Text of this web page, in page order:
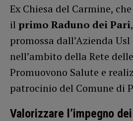
Ex Chiesa del Carmine,
il primo Raduno dei Pari
promossa dall’Azienda
nell’ambito della Rete
Promuovono Salute e
patrocinio del Comune di
Valorizzare l’impegno